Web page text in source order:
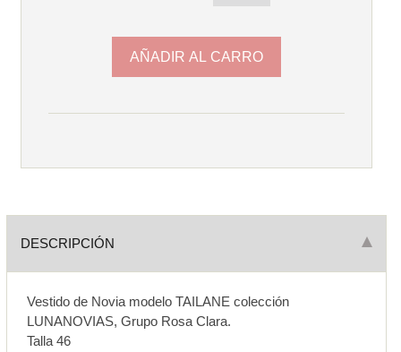
DESCRIPCIÓN
Vestido de Novia modelo TAILANE colección
LUNANOVIAS, Grupo Rosa Clara.
Talla 46